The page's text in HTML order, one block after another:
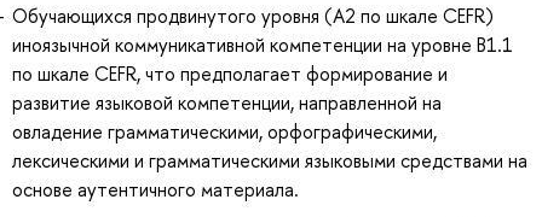
Обучающихся продвинутого уровня (А2 по шкале CEFR)
иноязычной коммуникативной компетенции на уровне B1.1
по шкале CEFR, что предполагает формирование и
развитие языковой компетенции, направленной на
овладение грамматическими, орфографическими,
лексическими и грамматическими языковыми средствами на
основе аутентичного материала.